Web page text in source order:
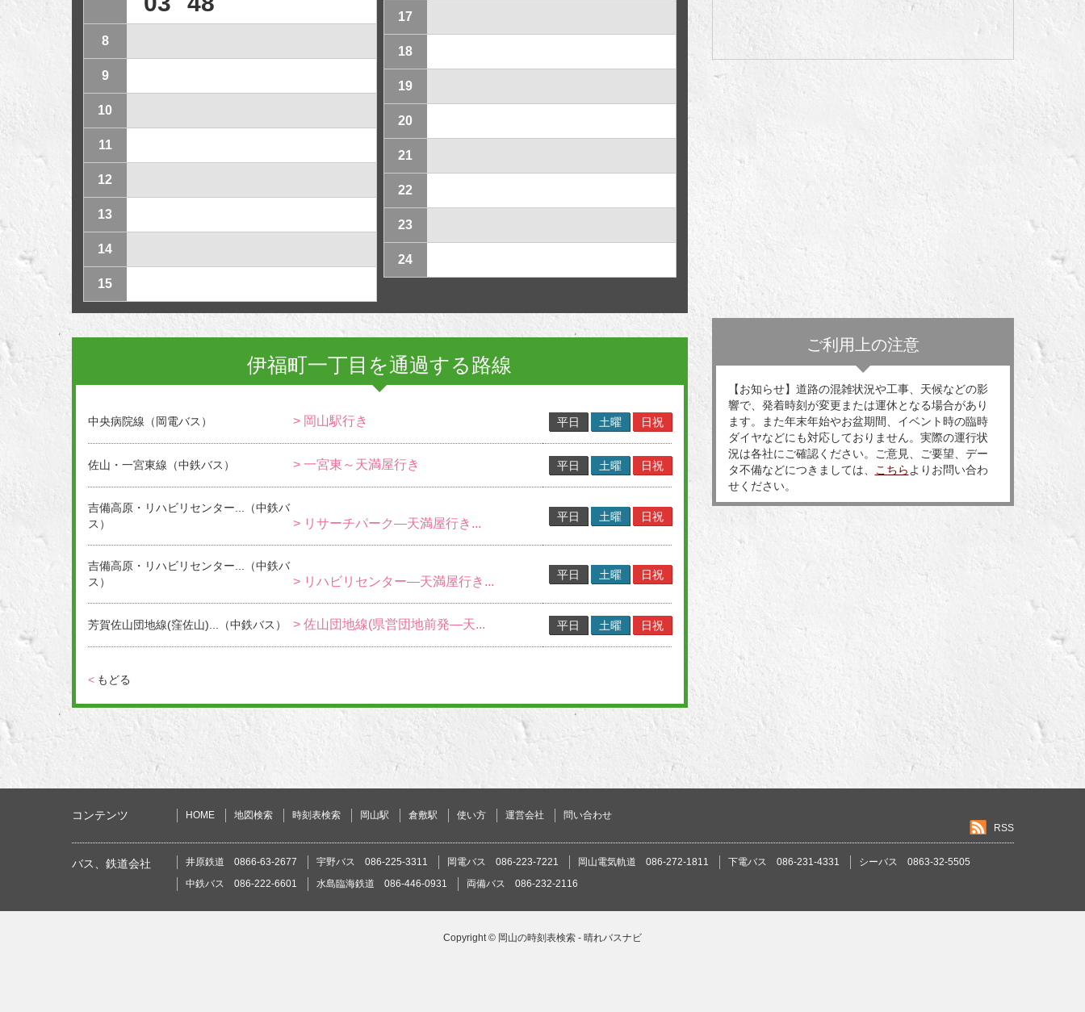
8
9
10
11
12
13
14
15
17
18
19
20
21
22
23
24
伊福町一丁目を通過する路線
中央病院線（岡電バス） > 岡山駅行き 平日 土曜 日祝
佐山・一宮東線（中鉄バス） > 一宮東～天満屋行き 平日 土曜 日祝
吉備高原・リハビリセンター...（中鉄バ
ス）
> リサーチパーク―天満屋行き... 平日 土曜 日祝
吉備高原・リハビリセンター...（中鉄バ
ス）
> リハビリセンター―天満屋行き... 平日 土曜 日祝
芳賀佐山団地線(窪佐山)...（中鉄バス） > 佐山団地線(県営団地前発―天... 平日 土曜 日祝
< もどる
ご利用上の注意
【お知らせ】道路の混雑状況や工事、天候などの影
響で、発着時刻が変更または運休となる場合があり
ます。また年末年始やお盆期間、イベント時の臨時
ダイヤなどにも対応しておりません。実際の運行状
況は各社にご確認ください。ご意見、ご要望、デー
タ不備などにつきましては、
こちら よりお問い合わ
せください。
コンテンツ HOME 地図検索 時刻表検索 岡山駅 倉敷駅 使い方 運営会社
問い合わせ
RSS
バス、鉄道会社 井原鉄道 0866-63-2677 宇野バス 086-225-3311 岡電バス 086-223-7221 岡山電気軌道 086-272-1811 下電バス 086-231-4331
シーバス 0863-32-5505
中鉄バス 086-222-6601
水島臨海鉄道 086-446-0931 両備バス 086-232-2116
Copyright © 岡山の時刻表検索 - 晴れバスナビ